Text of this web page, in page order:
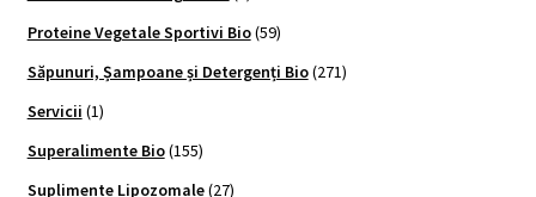
Proteine Vegetale Sportivi Bio(59)
Săpunuri, Șampoane și Detergenți Bio(271)
Servicii (1)
Superalimente Bio(155)
Suplimente Lipozomale(27)